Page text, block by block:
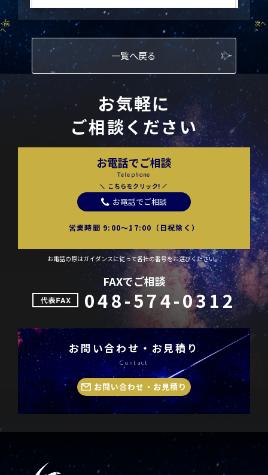
<前
へ
一覧へ戻る
次へ
>
お気軽に
ご相談ください
お電話でご相談
Telephone
こちらをクリック!
お電話でご相談
営業時間 9:00〜17:00（日祝除く）
お電話の際はガイダンスに従って各社の番号をお選びください。
FAXでご相談
048-574-0312
お問い合わせ・お見積り
Contact
お問い合わせ・お見積り